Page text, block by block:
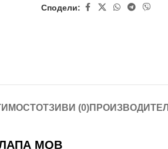
Сподели:
ОТЗИВИ (0)ПРОИЗВОДИТЕЛ
MQB